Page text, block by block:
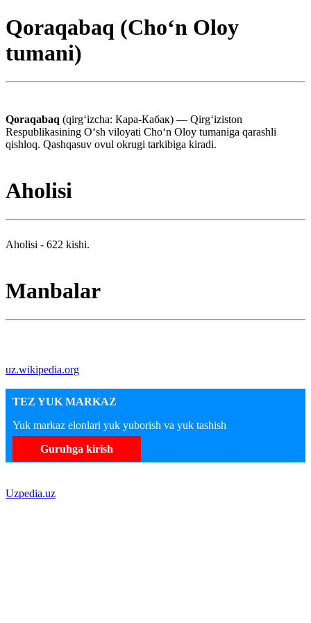
Qoraqabaq (Choʻn Oloy
tumani)
Qoraqabaq (qirgʻizcha: Кара-Кабак) — Qirgʻiziston
Respublikasining Oʻsh viloyati Choʻn Oloy tumaniga qarashli
qishloq. Qashqasuv ovul okrugi tarkibiga kiradi.
Aholisi
Aholisi - 622 kishi.
Manbalar
uz.wikipedia.org
TEZ YUK MARKAZ
Yuk markaz elonlari yuk yuborish va yuk tashish
Guruhga kirish
Uzpedia.uz